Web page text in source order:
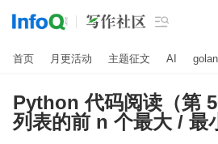

首页 月更活动 主题征文 AI
Python 代码阅读（第
列表的前 n 个最大 / 最